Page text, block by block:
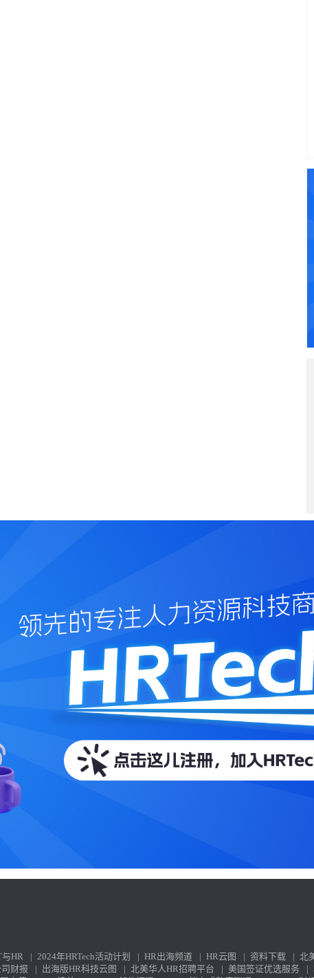
与HR | 2024年HRTech活动计划 | HR出海频道 | HR云图 | 资料下载 | 北
财报 | 出海版HR科技云图 | 北美华人HR招聘平台 | 美国签证优选服务 |